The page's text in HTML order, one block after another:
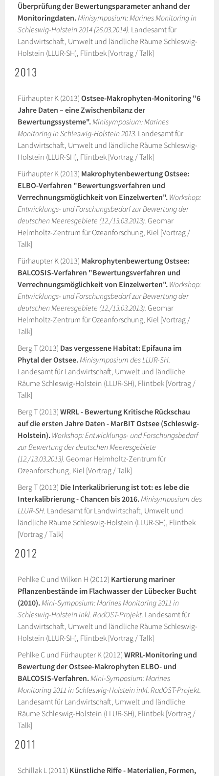
Überprüfung der Bewertungsparameter anhand der
Monitoringdaten.Minisymposium: Marines Monitoring in
Schleswig-Holstein 2014 (26.03.2014). Landesamt für
Landwirtschaft, Umwelt und ländliche Räume Schleswig-
Holstein (LLUR-SH), Flintbek [Vortrag / Talk]
2013
Fürhaupter K (2013) Ostsee-Makrophyten-Monitoring "6
Jahre Daten – eine Zwischenbilanz der
Bewertungssysteme".Minisymposium: Marines
Monitoring in Schleswig-Holstein 2013. Landesamt für
Landwirtschaft, Umwelt und ländliche Räume Schleswig-
Holstein (LLUR-SH), Flintbek [Vortrag / Talk]
Fürhaupter K (2013) Makrophytenbewertung Ostsee:
ELBO-Verfahren "Bewertungsverfahren und
Verrechnungsmöglichkeit von Einzelwerten". Workshop:
Entwicklungs- und Forschungsbedarf zur Bewertung der
deutschen Meeresgebiete (12./13.03.2013). Geomar
Helmholtz-Zentrum für Ozeanforschung, Kiel [Vortrag /
Talk]
Fürhaupter K (2013) Makrophytenbewertung Ostsee:
BALCOSIS-Verfahren "Bewertungsverfahren und
Verrechnungsmöglichkeit von Einzelwerten". Workshop:
Entwicklungs- und Forschungsbedarf zur Bewertung der
deutschen Meeresgebiete (12./13.03.2013). Geomar
Helmholtz-Zentrum für Ozeanforschung, Kiel [Vortrag /
Talk]
Berg T (2013) Das vergessene Habitat: Epifauna im
Phytal der Ostsee.Minisymposium des LLUR-SH.
Landesamt für Landwirtschaft, Umwelt und ländliche
Räume Schleswig-Holstein (LLUR-SH), Flintbek [Vortrag /
Talk]
Berg T (2013) WRRL - Bewertung Kritische Rückschau
auf die ersten Jahre Daten - MarBIT Ostsee (Schleswig-
Holstein). Workshop: Entwicklungs- und Forschungsbedarf
zur Bewertung der deutschen Meeresgebiete
(12./13.03.2013). Geomar Helmholtz-Zentrum für
Ozeanforschung, Kiel [Vortrag / Talk]
Berg T (2013) Die Interkalibrierung ist tot: es lebe die
Interkalibrierung - Chancen bis 2016.Minisymposium des
LLUR-SH. Landesamt für Landwirtschaft, Umwelt und
ländliche Räume Schleswig-Holstein (LLUR-SH), Flintbek
[Vortrag / Talk]
2012
Pehlke C und Wilken H (2012) Kartierung mariner
Pflanzenbestände im Flachwasser der Lübecker Bucht
(2010).Mini-Symposium: Marines Monitoring 2011 in
Schleswig-Holstein inkl. RadOST-Projekt. Landesamt für
Landwirtschaft, Umwelt und ländliche Räume Schleswig-
Holstein (LLUR-SH), Flintbek [Vortrag / Talk]
Pehlke C und Fürhaupter K (2012) WRRL-Monitoring und
Bewertung der Ostsee-Makrophyten ELBO- und
BALCOSIS-Verfahren.Mini-Symposium: Marines
Monitoring 2011 in Schleswig-Holstein inkl. RadOST-Projekt.
Landesamt für Landwirtschaft, Umwelt und ländliche
Räume Schleswig-Holstein (LLUR-SH), Flintbek [Vortrag /
Talk]
2011
Schillak L (2011) Künstliche Riffe - Materialien, Formen,